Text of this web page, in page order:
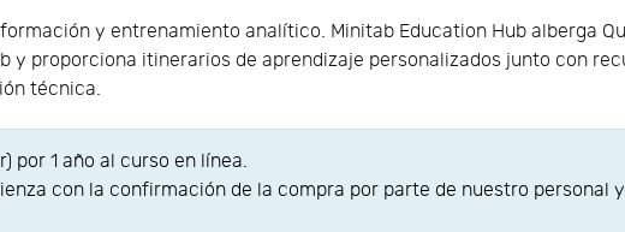
y entrenamiento analítico. Minitab Education Hub alberga
y proporciona itinerarios de aprendizaje personalizados junto con
técnica.
por 1 año al curso en línea.
con la confirmación de la compra por parte de nuestro personal